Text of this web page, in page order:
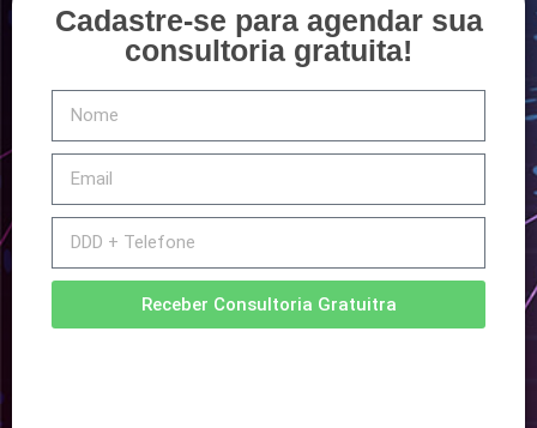
Cadastre-se para agendar sua
consultoria gratuita!
Receber Consultoria Gratuitra